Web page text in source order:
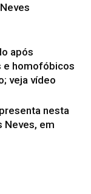
após
e homofóbicos
veja vídeo
nesta
Neves, em